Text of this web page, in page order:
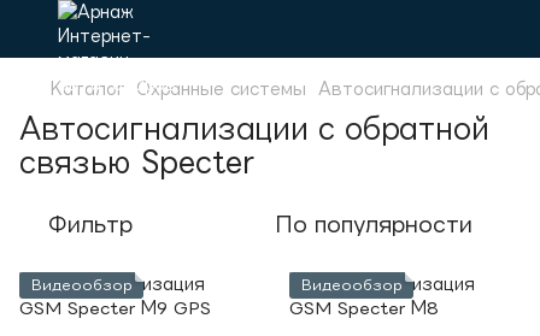
Каталог Охранные системы Автосигнализации с
Автосигнализации с обратной
связью Specter
Фильтр По популярности
Видеообзор Видеообзор